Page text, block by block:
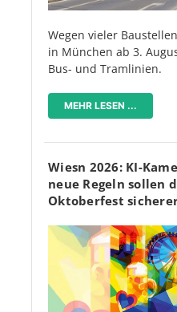
Wegen vieler
in München ab 3.
Bus- und Tramlinien.
MEHR LESEN ...
Wiesn 2026: KI-
neue Regeln sollen
Oktoberfest